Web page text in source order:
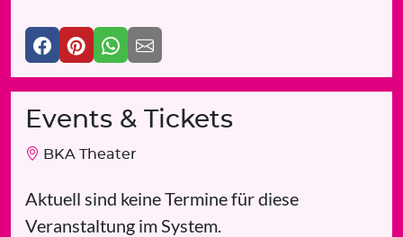
Events & Tickets
BKA Theater
Aktuell sind keine Termine für diese
Veranstaltung im System.